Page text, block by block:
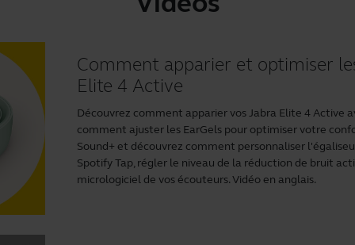
Comment apparier et optimiser
Elite 4 Active
Découvrez comment apparier vos Jabra Elite 4
comment ajuster les EarGels pour optimiser votre
Sound+ et découvrez comment personnaliser
Spotify Tap, régler le niveau de la réduction de bruit
micrologiciel de vos écouteurs. Vidéo en anglais.